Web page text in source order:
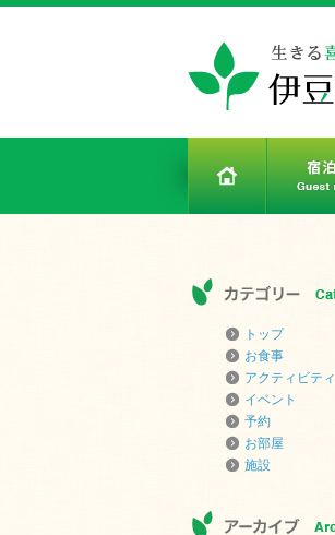
トップ
お食事
アクティビティ
イベント
予約
お部屋
施設